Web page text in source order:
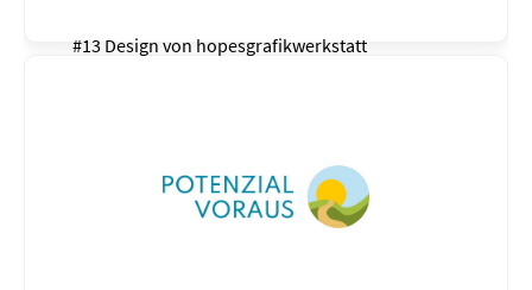
#13 Design von hopesgrafikwerkstatt